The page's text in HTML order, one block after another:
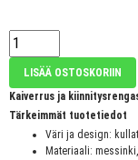
LISÄÄ OSTOSKORIIN
Kaiverrus ja
Tärkeimmät tuotetiedot
Väri ja design:
Materiaali: